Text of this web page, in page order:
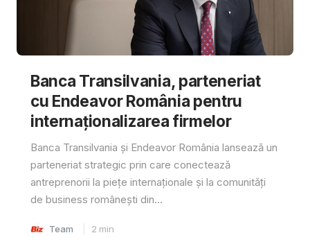
Banca Transilvania, parteneriat
cu Endeavor România pentru
internaționalizarea firmelor
Banca Transilvania și Endeavor România lansează un
parteneriat strategic prin care conectează
antreprenorii la piețe internaționale și la comunități
de business românești din...
Team 2 min